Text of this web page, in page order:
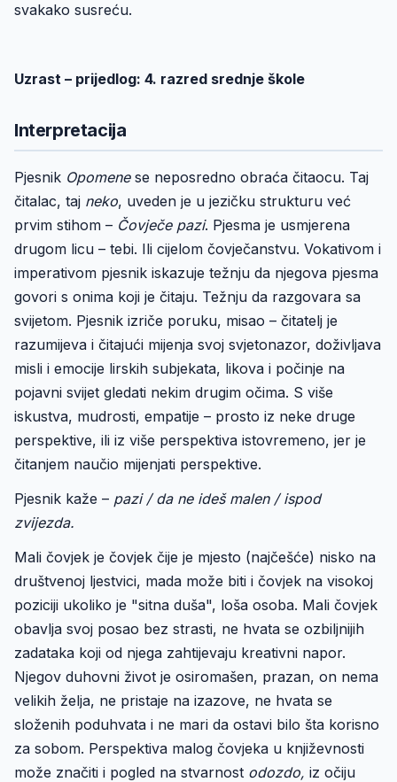
svakako susreću.
Uzrast – prijedlog: 4. razred srednje škole
Interpretacija
Pjesnik Opomene se neposredno obraća čitaocu. Taj
čitalac, taj neko, uveden je u jezičku strukturu već
prvim stihom – Čovječe pazi. Pjesma je usmjerena
drugom licu – tebi. Ili cijelom čovječanstvu. Vokativom i
imperativom pjesnik iskazuje težnju da njegova pjesma
govori s onima koji je čitaju. Težnju da razgovara sa
svijetom. Pjesnik izriče poruku, misao – čitatelj je
razumijeva i čitajući mijenja svoj svjetonazor, doživljava
misli i emocije lirskih subjekata, likova i počinje na
pojavni svijet gledati nekim drugim očima. S više
iskustva, mudrosti, empatije – prosto iz neke druge
perspektive, ili iz više perspektiva istovremeno, jer je
čitanjem naučio mijenjati perspektive.
Pjesnik kaže – pazi / da ne ideš malen / ispod
zvijezda.
Mali čovjek je čovjek čije je mjesto (najčešće) nisko na
društvenoj ljestvici, mada može biti i čovjek na visokoj
poziciji ukoliko je "sitna duša", loša osoba. Mali čovjek
obavlja svoj posao bez strasti, ne hvata se ozbiljnijih
zadataka koji od njega zahtijevaju kreativni napor.
Njegov duhovni život je osiromašen, prazan, on nema
velikih želja, ne pristaje na izazove, ne hvata se
složenih poduhvata i ne mari da ostavi bilo šta korisno
za sobom. Perspektiva malog čovjeka u književnosti
može značiti i pogled na stvarnost odozdo, iz očiju